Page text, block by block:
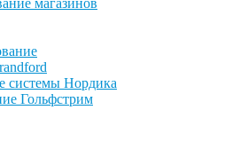
магазинов
системы Нордика
Гольфстрим